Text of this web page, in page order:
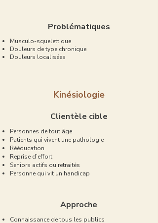
Problématiques
Musculo-squelettique
Douleurs de type chronique
Douleurs localisées
Kinésiologie
Clientèle cible
Personnes de tout âge
Patients qui vivent une pathologie
Rééducation
Reprise d’effort
Seniors actifs ou retraités
Personne qui vit un handicap
Approche
Connaissance de tous les publics